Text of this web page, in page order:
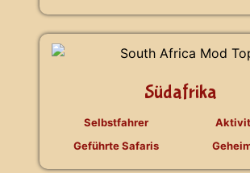
Südafrika
Selbstfahrer
Geführte Safaris